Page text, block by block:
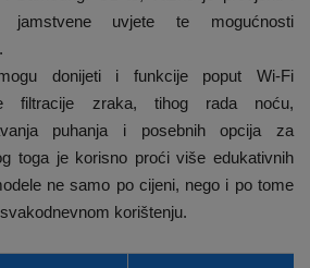
jamstvene uvjete te mogućnosti
donijeti i funkcije poput Wi-Fi
filtracije zraka, tihog rada noću,
puhanja i posebnih opcija za
toga je korisno proći više edukativnih
ne samo po cijeni, nego i po tome
korištenju.